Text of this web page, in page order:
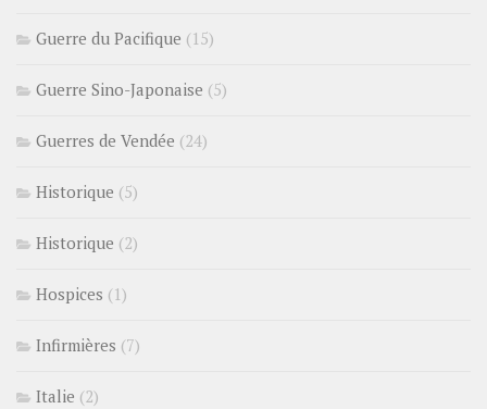
Guerre du Pacifique (15)
Guerre Sino-Japonaise (5)
Guerres de Vendée (24)
Historique (5)
Historique (2)
Hospices (1)
Infirmières (7)
Italie (2)